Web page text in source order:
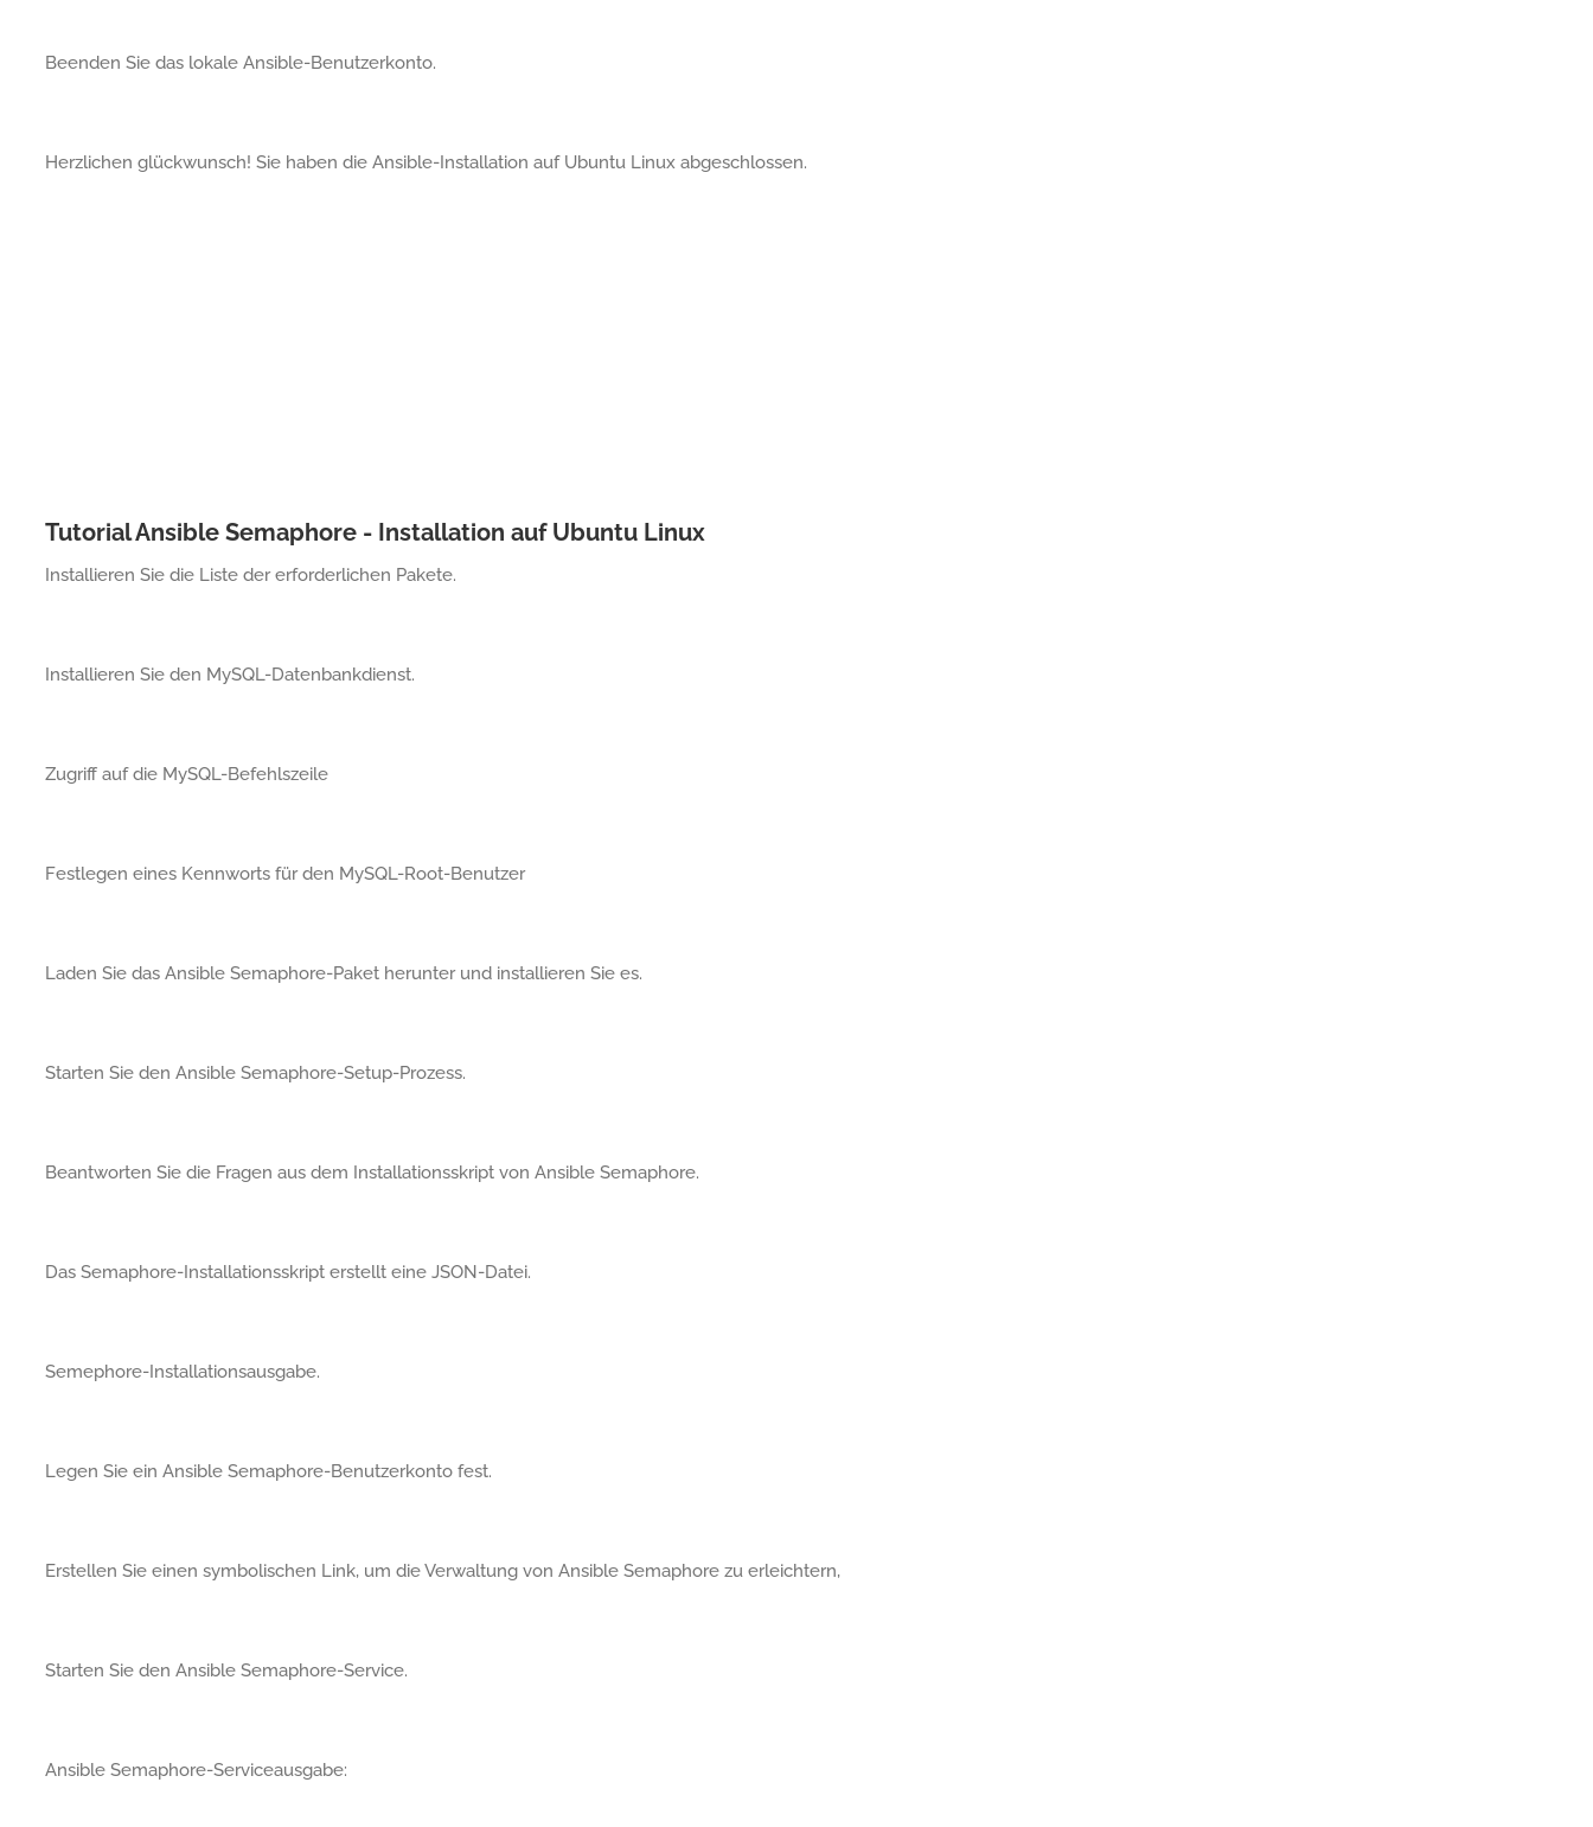
Beenden Sie das lokale Ansible-Benutzerkonto.
Herzlichen glückwunsch! Sie haben die Ansible-Installation auf Ubuntu Linux abgeschlossen.
Tutorial Ansible Semaphore - Installation auf Ubuntu Linux
Installieren Sie die Liste der erforderlichen Pakete.
Installieren Sie den MySQL-Datenbankdienst.
Zugriff auf die MySQL-Befehlszeile
Festlegen eines Kennworts für den MySQL-Root-Benutzer
Laden Sie das Ansible Semaphore-Paket herunter und installieren Sie es.
Starten Sie den Ansible Semaphore-Setup-Prozess.
Beantworten Sie die Fragen aus dem Installationsskript von Ansible Semaphore.
Das Semaphore-Installationsskript erstellt eine JSON-Datei.
Semephore-Installationsausgabe.
Legen Sie ein Ansible Semaphore-Benutzerkonto fest.
Erstellen Sie einen symbolischen Link, um die Verwaltung von Ansible Semaphore zu erleichtern,
Starten Sie den Ansible Semaphore-Service.
Ansible Semaphore-Serviceausgabe: